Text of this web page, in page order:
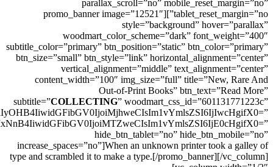
parallax_scroll=”no” mobile_reset_margin=”no”
tablet_reset_margin=”no”][promo_banner image=”12521″
style=”background” hover=”parallax”
woodmart_color_scheme=”dark” font_weight=”400″
subtitle_color=”primary” btn_position=”static” btn_color=”primary”
btn_size=”small” btn_style=”link” horizontal_alignment=”center”
vertical_alignment=”middle” text_alignment=”center”
content_width=”100″ img_size=”full” title=”New, Rare And
Out-of-Print Books” btn_text=”Read More”
subtitle=”COLLECTING” woodmart_css_id=”601131771223c”
hide_btn_tablet=”no” hide_btn_mobile=”no”
increase_spaces=”no”]When an unknown printer took a galley of
type and scrambled it to make a type.[/promo_banner][/vc_column]